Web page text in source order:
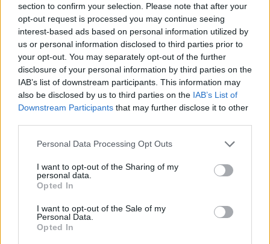
section to confirm your selection. Please note that after your
opt-out request is processed you may continue seeing
interest-based ads based on personal information utilized by
us or personal information disclosed to third parties prior to
your opt-out. You may separately opt-out of the further
disclosure of your personal information by third parties on the
IAB’s list of downstream participants. This information may
also be disclosed by us to third parties on the IAB’s List of
Downstream Participants that may further disclose it to other
Personal Data Processing Opt Outs
I want to opt-out of the Sharing of my
personal data.
Opted In
I want to opt-out of the Sale of my
Personal Data.
Opted In
MOOD OF THE DAY
Ποτέ δεν είναι αργά,
κυριολεκτικά. Ο Άντονι Χόπκινς
στα 88 αρνείται να το βάλει κάτω
και κυκλοφορεί το 1ο του
άλμπουμ με ορχηστρικές συνθέσεις και τίτλο:
Μάκης Μηλάτος